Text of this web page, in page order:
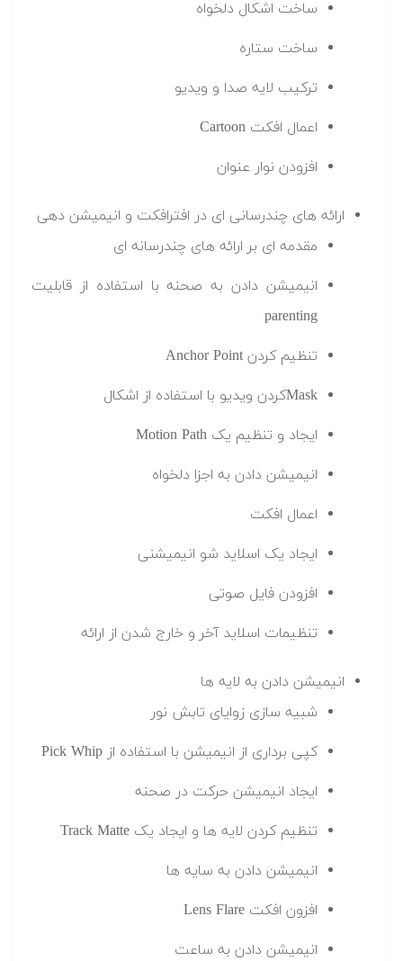
ساخت اشکال دلخواه
ساخت ستاره
ترکیب لایه صدا و ویدیو
اعمال افکت Cartoon
افزودن نوار عنوان
ارائه های چندرسانی ای در افترافکت و انیمیشن دهی
مقدمه ای بر ارائه های چندرسانه ای
انیمیشن دادن به صحنه با استفاده از قابلیت
parenting
تنظیم کردن Anchor Point
Maskکردن ویدیو با استفاده از اشکال
ایجاد و تنظیم یک Motion Path
انیمیشن دادن به اجزا دلخواه
اعمال افکت
ایجاد یک اسلاید شو انیمیشنی
افزودن فایل صوتی
تنظیمات اسلاید آخر و خارج شدن از ارائه
انیمیشن دادن به لایه ها
شبیه سازی زوایای تابش نور
کپی برداری از انیمیشن با استفاده از Pick Whip
ایجاد انیمیشن حرکت در صحنه
تنظیم کردن لایه ها و ایجاد یک Track Matte
انیمیشن دادن به سایه ها
افزون افکت Lens Flare
انیمیشن دادن به ساعت